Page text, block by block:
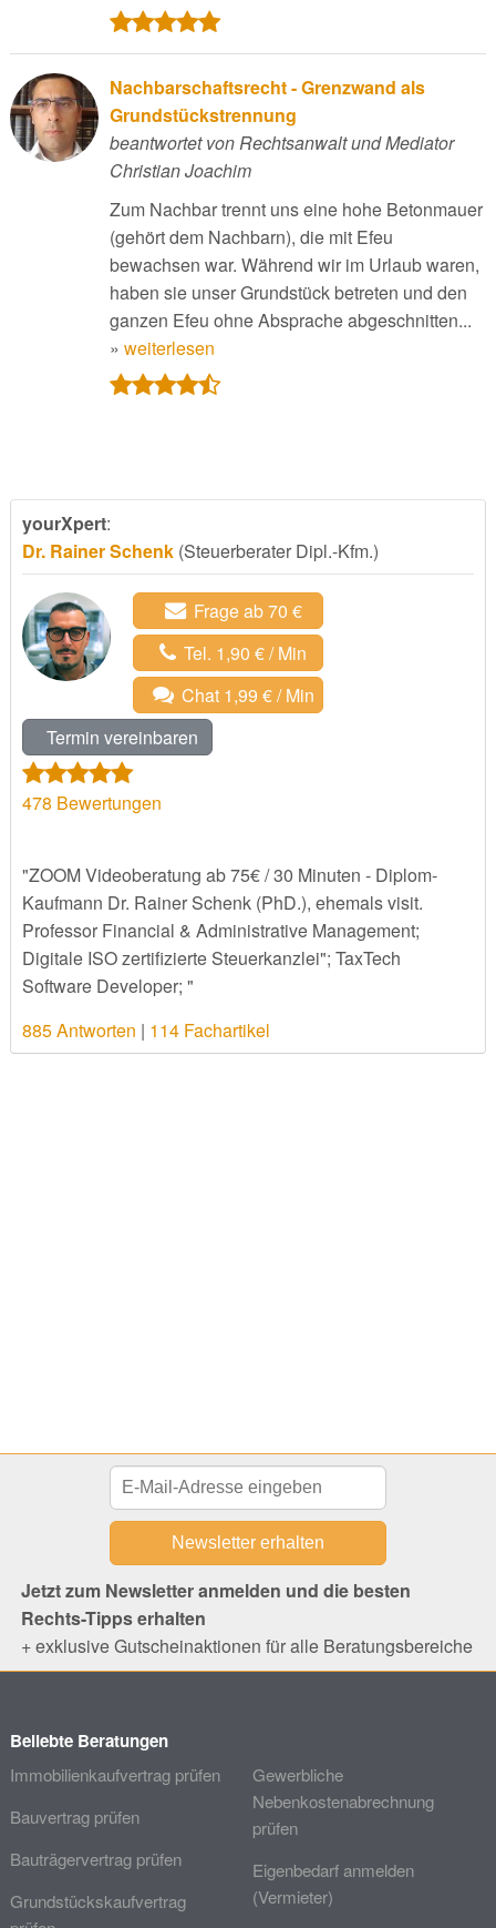
yourXpert:
Dr. Rainer Schenk(Steuerberater Dipl.-Kfm.)
Frage ab 70 €
Tel. 1,90 € / Min
Chat 1,99 € / Min
Termin vereinbaren
478 Bewertungen
"ZOOM Videoberatung ab 75€ / 30 Minuten - Diplom-
Kaufmann Dr. Rainer Schenk (PhD.), ehemals visit.
Professor Financial & Administrative Management;
Digitale ISO zertifizierte Steuerkanzlei"; TaxTech
Software Developer; "
885 Antworten | 114 Fachartikel
Nachbarschaftsrecht - Grenzwand als
Grundstückstrennung
beantwortet von Rechtsanwalt und Mediator
Christian Joachim
Zum Nachbar trennt uns eine hohe Betonmauer
(gehört dem Nachbarn), die mit Efeu
bewachsen war. Während wir im Urlaub waren,
haben sie unser Grundstück betreten und den
ganzen Efeu ohne Absprache abgeschnitten...
» weiterlesen
Jetzt zum Newsletter anmelden und die besten
Rechts-Tipps erhalten
+ exklusive Gutscheinaktionen für alle Beratungsbereiche
Beliebte Beratungen
Immobilienkaufvertrag prüfen
Bauvertrag prüfen
Bauträgervertrag prüfen
Grundstückskaufvertrag
Gewerbliche
Nebenkostenabrechnung
prüfen
Eigenbedarf anmelden
(Vermieter)